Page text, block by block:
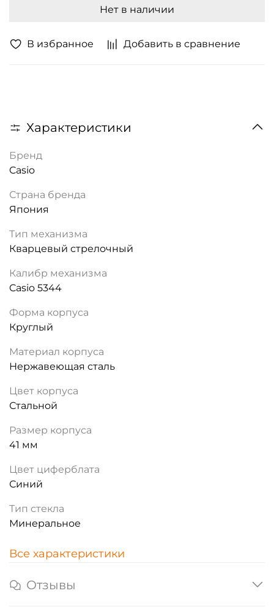
В избранное Добавить в сравнение
Нет в наличии
Характеристики
Бренд
Casio
Страна бренда
Япония
Тип механизма
Кварцевый стрелочный
Калибр механизма
Casio 5344
Форма корпуса
Круглый
Материал корпуса
Нержавеющая сталь
Цвет корпуса
Стальной
Размер корпуса
41 мм
Цвет циферблата
Синий
Тип стекла
Минеральное
Все характеристики
Отзывы